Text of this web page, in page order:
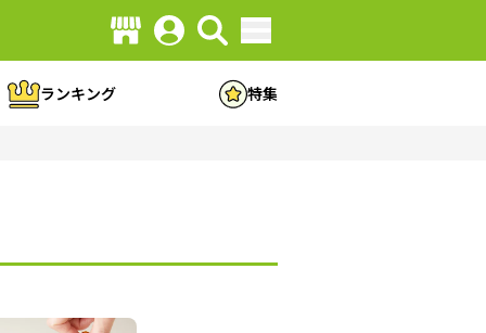
ランキング 特集